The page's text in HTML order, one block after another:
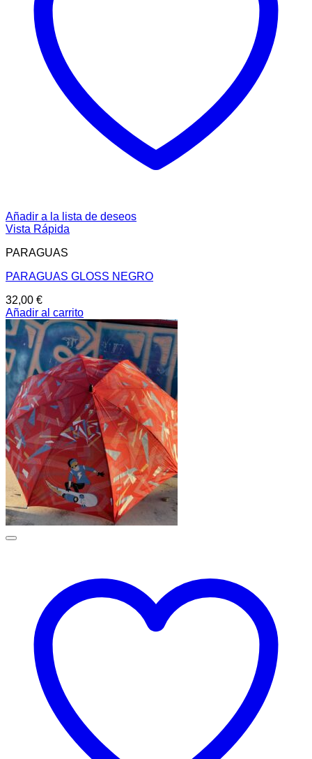
Añadir a la lista de deseos
Vista Rápida
PARAGUAS
PARAGUAS GLOSS NEGRO
32,00 €
Añadir al carrito